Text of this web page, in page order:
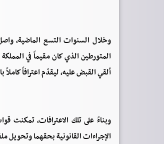
وخلال السنوات التسع الماضية،
المتورطين الذي كان مقيماً في
ألقي القبض عليه، ليقدّم اعترافاً
وبناءً على تلك الاعترافات، تمكنت
الإجراءات القانونية بحقهما